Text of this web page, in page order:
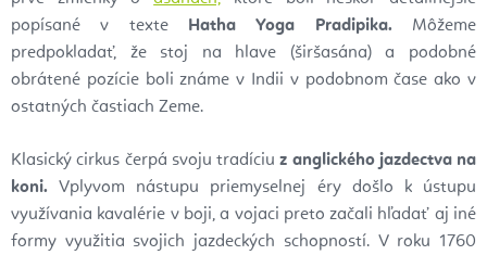
popísané v texte Hatha Yoga Pradipika. Môžeme
predpokladať, že stoj na hlave (širšasána) a podobné
obrátené pozície boli známe v Indii v podobnom čase ako v
ostatných častiach Zeme.
Klasický cirkus čerpá svoju tradíciu z anglického jazdectva na
koni. Vplyvom nástupu priemyselnej éry došlo k ústupu
využívania kavalérie v boji, a vojaci preto začali hľadať aj iné
formy využitia svojich jazdeckých schopností. V roku 1760